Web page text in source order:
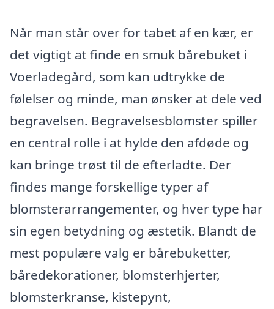
Når man står over for tabet af en kær, er
det vigtigt at finde en smuk bårebuket i
Voerladegård, som kan udtrykke de
følelser og minde, man ønsker at dele ved
begravelsen. Begravelsesblomster spiller
en central rolle i at hylde den afdøde og
kan bringe trøst til de efterladte. Der
findes mange forskellige typer af
blomsterarrangementer, og hver type har
sin egen betydning og æstetik. Blandt de
mest populære valg er bårebuketter,
båredekorationer, blomsterhjerter,
blomsterkranse, kistepynt,